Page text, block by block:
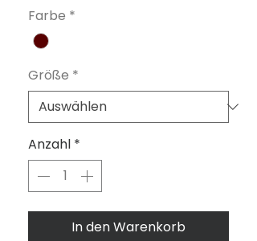
Farbe *
Größe *
Anzahl *
In den Warenkorb